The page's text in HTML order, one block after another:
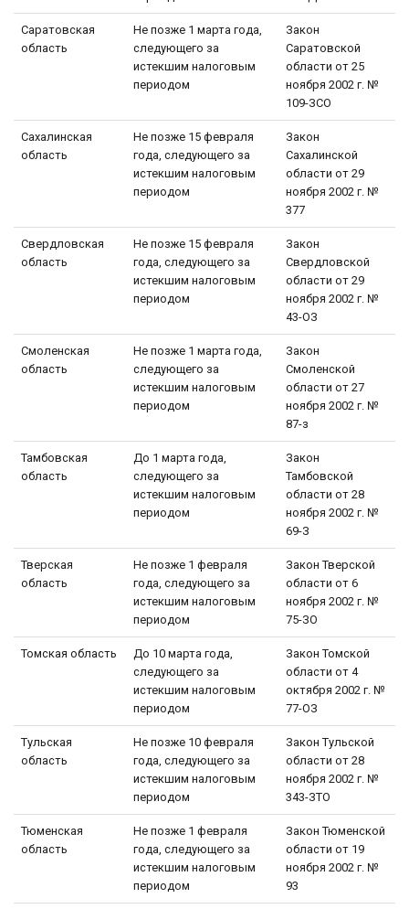
Саратовская
область
Не позже 1 марта года,
следующего за
истекшим налоговым
периодом
Закон
Саратовской
области от 25
ноября 2002 г. №
109-ЗСО
Сахалинская
область
Не позже 15 февраля
года, следующего за
истекшим налоговым
периодом
Закон
Сахалинской
области от 29
ноября 2002 г. №
377
Свердловская
область
Не позже 15 февраля
года, следующего за
истекшим налоговым
периодом
Закон
Свердловской
области от 29
ноября 2002 г. №
43-ОЗ
Смоленская
область
Не позже 1 марта года,
следующего за
истекшим налоговым
периодом
Закон
Смоленской
области от 27
ноября 2002 г. №
87-з
Тамбовская
область
До 1 марта года,
следующего за
истекшим налоговым
периодом
Закон
Тамбовской
области от 28
ноября 2002 г. №
69-З
Тверская
область
Не позже 1 февраля
года, следующего за
истекшим налоговым
периодом
Закон Тверской
области от 6
ноября 2002 г. №
75-ЗО
Томская область
До 10 марта года,
следующего за
истекшим налоговым
периодом
Закон Томской
области от 4
октября 2002 г. №
77-ОЗ
Тульская
область
Не позже 10 февраля
года, следующего за
истекшим налоговым
периодом
Закон Тульской
области от 28
ноября 2002 г. №
343-ЗТО
Тюменская
область
Не позже 1 февраля
года, следующего за
истекшим налоговым
периодом
Закон Тюменской
области от 19
ноября 2002 г. №
93